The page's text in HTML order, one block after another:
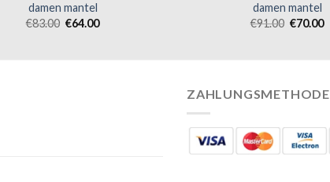
damen mantel
€83.00 €64.00
damen mantel
€91.00 €70.00
ZAHLUNGSMETHODE